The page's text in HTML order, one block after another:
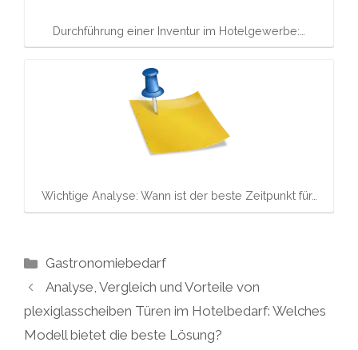
Durchführung einer Inventur im Hotelgewerbe:…
Wichtige Analyse: Wann ist der beste Zeitpunkt für…
Kategorien
Gastronomiebedarf
Analyse, Vergleich und Vorteile von
plexiglasscheiben Türen im Hotelbedarf: Welches
Modell bietet die beste Lösung?